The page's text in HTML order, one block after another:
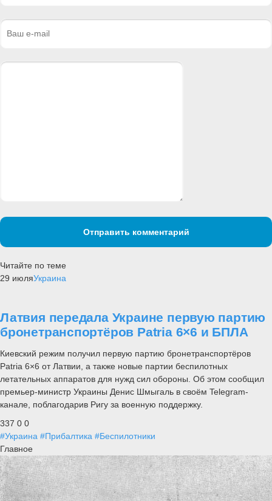
Отправить комментарий
Читайте по теме
29 июляУкраина
Латвия передала Украине первую партию
бронетранспортёров Patria 6×6 и БПЛА
Киевский режим получил первую партию бронетранспортёров
Patria 6×6 от Латвии, а также новые партии беспилотных
летательных аппаратов для нужд сил обороны. Об этом сообщил
премьер-министр Украины Денис Шмыгаль в своём Telegram-
канале, поблагодарив Ригу за военную поддержку.
337 0 0
#Украина #Прибалтика #Беспилотники
Главное